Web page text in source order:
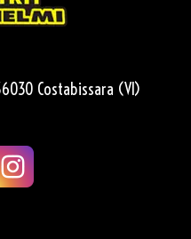
Costabissara (VI)